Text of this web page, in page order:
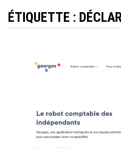
ÉTIQUETTE :